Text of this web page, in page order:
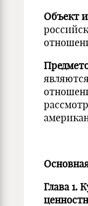
Объект
Глава 1.